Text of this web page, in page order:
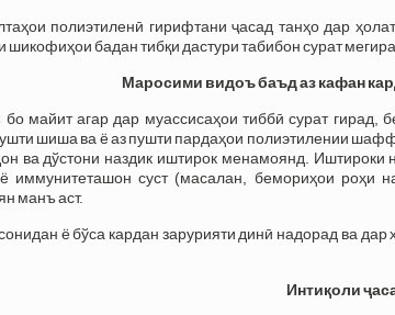
полиэтиленӣ гирифтани ҷасад танҳо дар
бадан тибқи дастури табибон сурат
Маросими видоъ баъд аз кафан
майит агар дар муассисаҳои тиббӣ сурат гирад,
шиша ва ё аз пушти пардаҳои полиэтилении
ва дўстони наздик иштирок менамоянд. Иштироки
иммунитеташон суст (масалан, бемориҳои роҳи
манъ аст.
ё бўса кардан зарурияти динӣ надорад ва
Интиқоли